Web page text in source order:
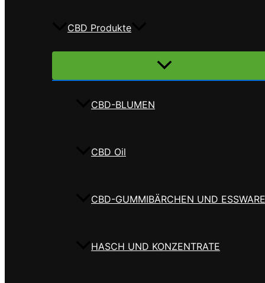
CBD Produkte
Menü
CBD-BLUMEN
CBD Oil
CBD-GUMMIBÄRCHEN UND
HASCH UND KONZENTRATE